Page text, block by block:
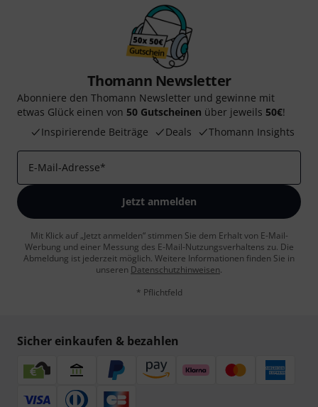
Thomann Newsletter
Abonniere den Thomann Newsletter und gewinne mit
etwas Glück einen von 50 Gutscheinen über jeweils 50€!
Inspirierende Beiträge
Deals Thomann Insights
E-Mail-Adresse*
Jetzt anmelden
Mit Klick auf „Jetzt anmelden“ stimmen Sie dem Erhalt von E-Mail-
Werbung und einer Messung des E-Mail-Nutzungsverhaltens zu. Die
Abmeldung ist jederzeit möglich. Weitere Informationen finden Sie in
unseren Datenschutzhinweisen.
* Pflichtfeld
Sicher einkaufen & bezahlen